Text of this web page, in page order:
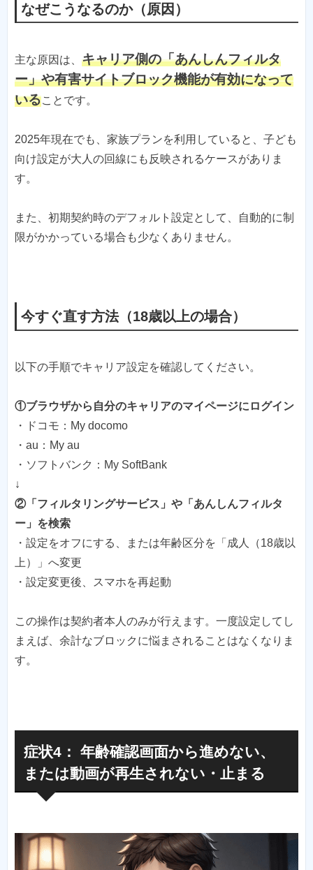
なぜこうなるのか（原因）
主な原因は、 キャリア側の「あんしんフィルタ
ー」や有害サイトブロック機能が有効になって
いることです。
2025年現在でも、家族プランを利用していると、子ども
向け設定が大人の回線にも反映されるケースがありま
す。
また、初期契約時のデフォルト設定として、自動的に制
限がかかっている場合も少なくありません。
今すぐ直す方法（18歳以上の場合）
以下の手順でキャリア設定を確認してください。
①ブラウザから自分のキャリアのマイページにログイン
・ドコモ：My docomo
・au：My au
・ソフトバンク：My SoftBank
②「フィルタリングサービス」や「あんしんフィルタ
ー」を検索
・設定をオフにする、または年齢区分を「成人（18歳以
上）」へ変更
・設定変更後、スマホを再起動
この操作は契約者本人のみが行えます。一度設定してし
まえば、余計なブロックに悩まされることはなくなりま
す。
症状4： 年齢確認画面から進めない、
または動画が再生されない・止まる